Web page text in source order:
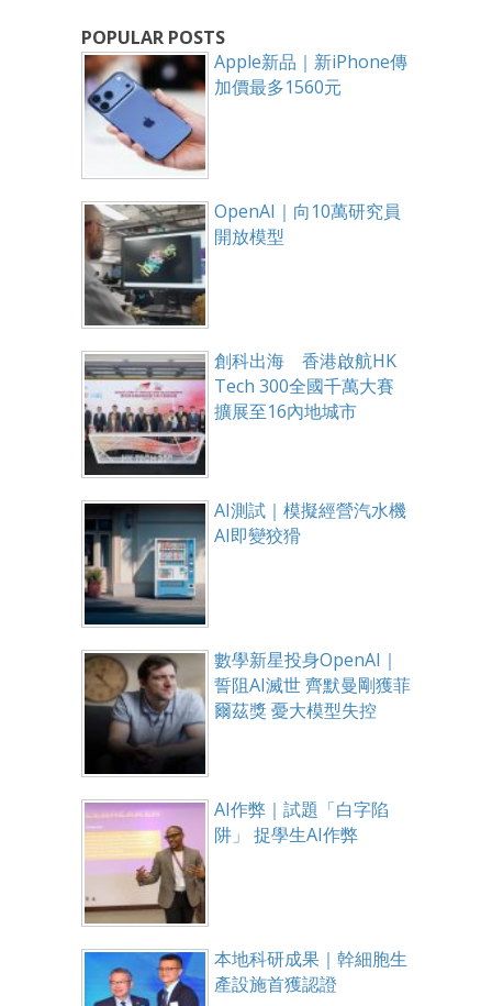
POPULAR POSTS
Apple新品｜新iPhone傳
加價最多1560元
OpenAI｜向10萬研究員
開放模型
創科出海 香港啟航HK
Tech 300全國千萬大賽
擴展至16內地城市
AI測試｜模擬經營汽水機
AI即變狡猾
數學新星投身OpenAI｜
誓阻AI滅世 齊默曼剛獲菲
爾茲獎 憂大模型失控
AI作弊｜試題「白字陷
阱」 捉學生AI作弊
本地科研成果｜幹細胞生
產設施首獲認證